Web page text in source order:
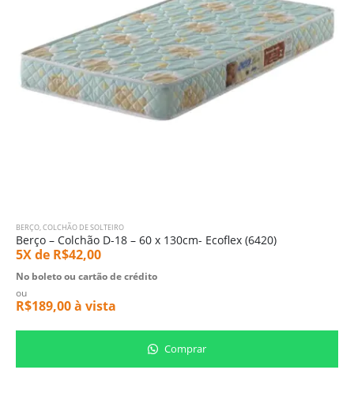
BERÇO,COLCHÃO DE SOLTEIRO
Berço – Colchão D-18 – 60 x 130cm- Ecoflex (6420)
5X de R$42,00
No boleto ou cartão de crédito
ou
R$189,00à vista
Comprar